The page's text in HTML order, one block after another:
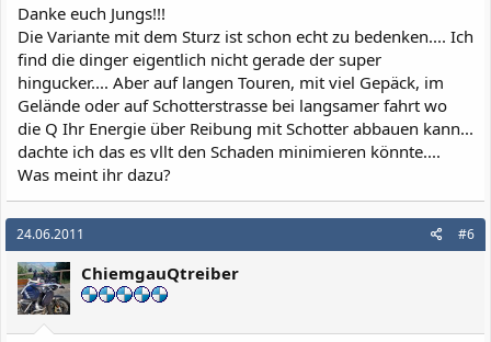
Danke euch Jungs!!!
Die Variante mit dem Sturz ist schon echt zu bedenken.... Ich
find die dinger eigentlich nicht gerade der super
hingucker.... Aber auf langen Touren, mit viel Gepäck, im
Gelände oder auf Schotterstrasse bei langsamer fahrt wo
die Q Ihr Energie über Reibung mit Schotter abbauen kann...
dachte ich das es vllt den Schaden minimieren könnte....
Was meint ihr dazu?
24.06.2011 #6
ChiemgauQtreiber